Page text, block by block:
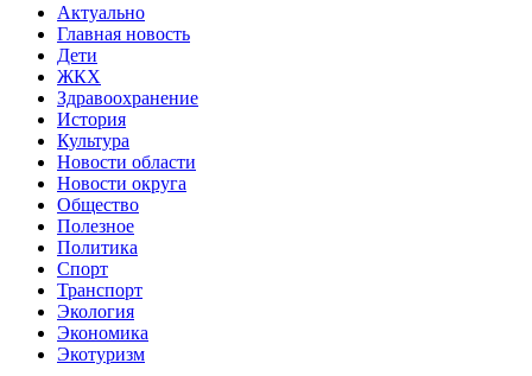
Актуально
Главная новость
Дети
ЖКХ
Здравоохранение
История
Культура
Новости области
Новости округа
Общество
Полезное
Политика
Спорт
Транспорт
Экология
Экономика
Экотуризм